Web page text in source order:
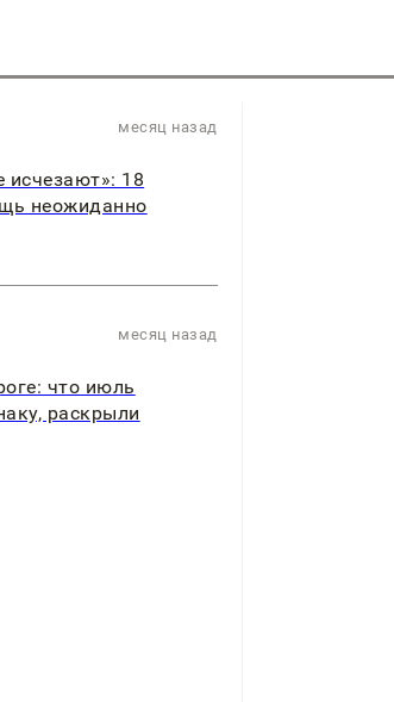
месяц назад
исчезают»: 18
неожиданно
месяц назад
что июль
раскрыли